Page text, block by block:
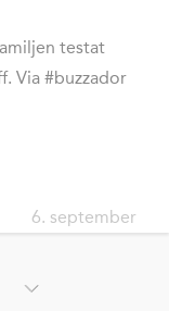
testat
Via #buzzador
6. september